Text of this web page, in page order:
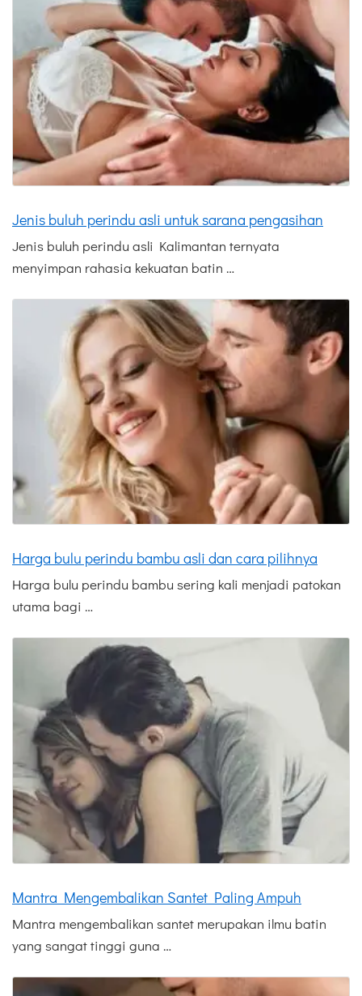
Jenis buluh perindu asli untuk sarana pengasihan
Jenis buluh perindu asli Kalimantan ternyata
menyimpan rahasia kekuatan batin …
Harga bulu perindu bambu asli dan cara pilihnya
Harga bulu perindu bambu sering kali menjadi patokan
utama bagi …
Mantra Mengembalikan Santet Paling Ampuh
Mantra mengembalikan santet merupakan ilmu batin
yang sangat tinggi guna …